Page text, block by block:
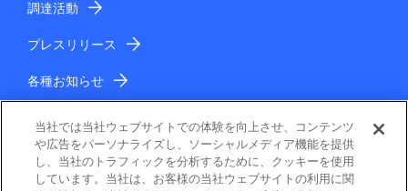
調達活動
プレスリリース
各種お知らせ
当社では当社ウェブサイトでの体験を向上させ、コンテンツ
や広告をパーソナライズし、ソーシャルメディア機能を提供
し、当社のトラフィックを分析するために、クッキーを使用
しています。当社は、お客様の当社ウェブサイトの利用に関